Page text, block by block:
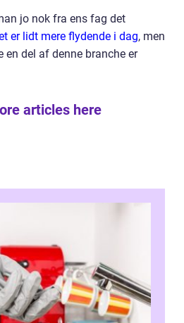
jo nok fra ens fag det
er lidt mere flydende i dag, men
del af denne branche er
articles here